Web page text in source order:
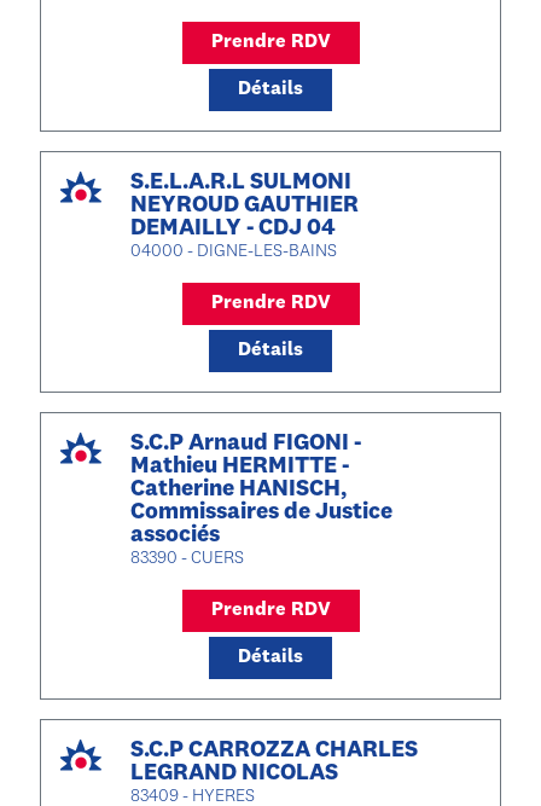
Prendre RDV
Détails
S.E.L.A.R.L SULMONI
NEYROUD GAUTHIER
DEMAILLY - CDJ 04
04000 - DIGNE-LES-BAINS
Prendre RDV
Détails
S.C.P Arnaud FIGONI -
Mathieu HERMITTE -
Catherine HANISCH,
Commissaires de Justice
associés
83390 - CUERS
Prendre RDV
Détails
S.C.P CARROZZA CHARLES
LEGRAND NICOLAS
83409 - HYERES